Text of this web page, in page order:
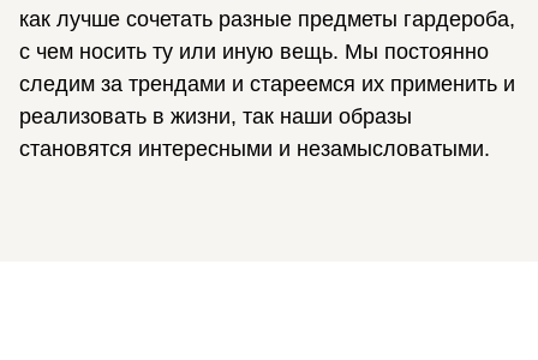
как лучше сочетать разные предметы гардероба,
с чем носить ту или иную вещь. Мы постоянно
следим за трендами и стареемся их применить и
реализовать в жизни, так наши образы
становятся интересными и незамысловатыми.